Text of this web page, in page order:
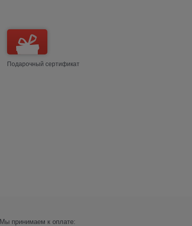
Подарочный сертификат
Мы принимаем к оплате: